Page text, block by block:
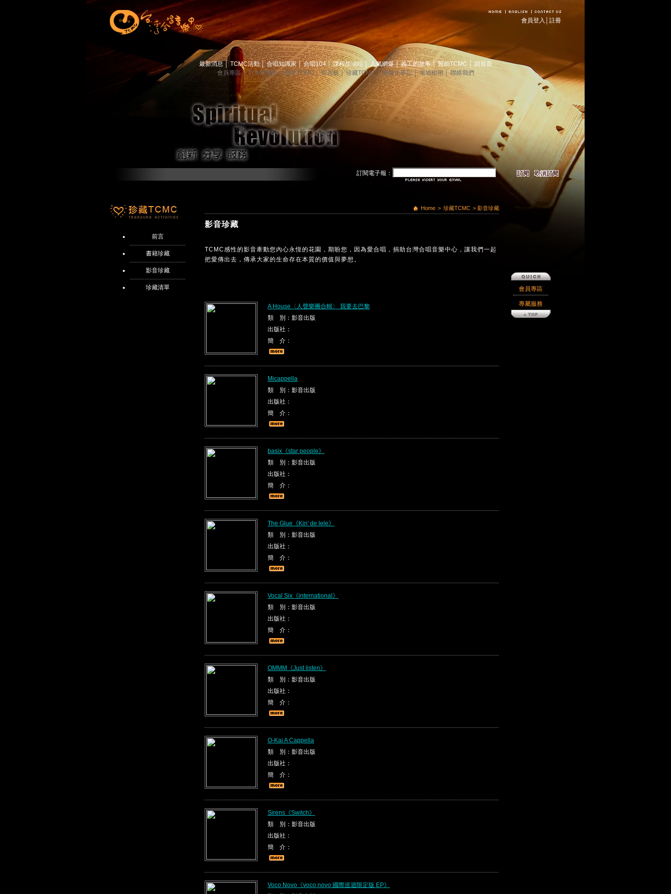
註冊
會員登入
最新消息 TCMC活動│ 合唱知識家│ 合唱104│ 課程加油站 人氣網爆│ 義工的故事 │ 贊助TCMC │ 回首頁
會員專區│ TCMC會訊│ 關於TCMC│ 留言板│ 珍藏TCMC│ 映像大事記│ 場地租用│ 聯絡我們
訂閱電子報：
前言
書籍珍藏
影音珍藏
珍藏清單
Home > 珍藏TCMC > 影音珍藏
影音珍藏
TCMC感性的影音牽動您內心永恆的花園，期盼您，因為愛合唱，捐助台灣合唱音樂中心，讓我們一起
把愛傳出去，傳承大家的生命存在本質的價值與夢想。
A House〈人聲樂團合輯〉 我要去巴黎
類 別：影音出版
出版社：
簡 介：
Micappella
類 別：影音出版
出版社：
簡 介：
basix《star people》
類 別：影音出版
出版社：
簡 介：
The Glue《Kin' de lele》
類 別：影音出版
出版社：
簡 介：
Vocal Six《international》
類 別：影音出版
出版社：
簡 介：
OMMM《Just listen》
類 別：影音出版
出版社：
簡 介：
O-Kai A Cappella
類 別：影音出版
出版社：
簡 介：
Sirens《Switch》
類 別：影音出版
出版社：
簡 介：
Voco Novo《voco novo 國際巡迴限定版 EP》
會員專區
專屬服務